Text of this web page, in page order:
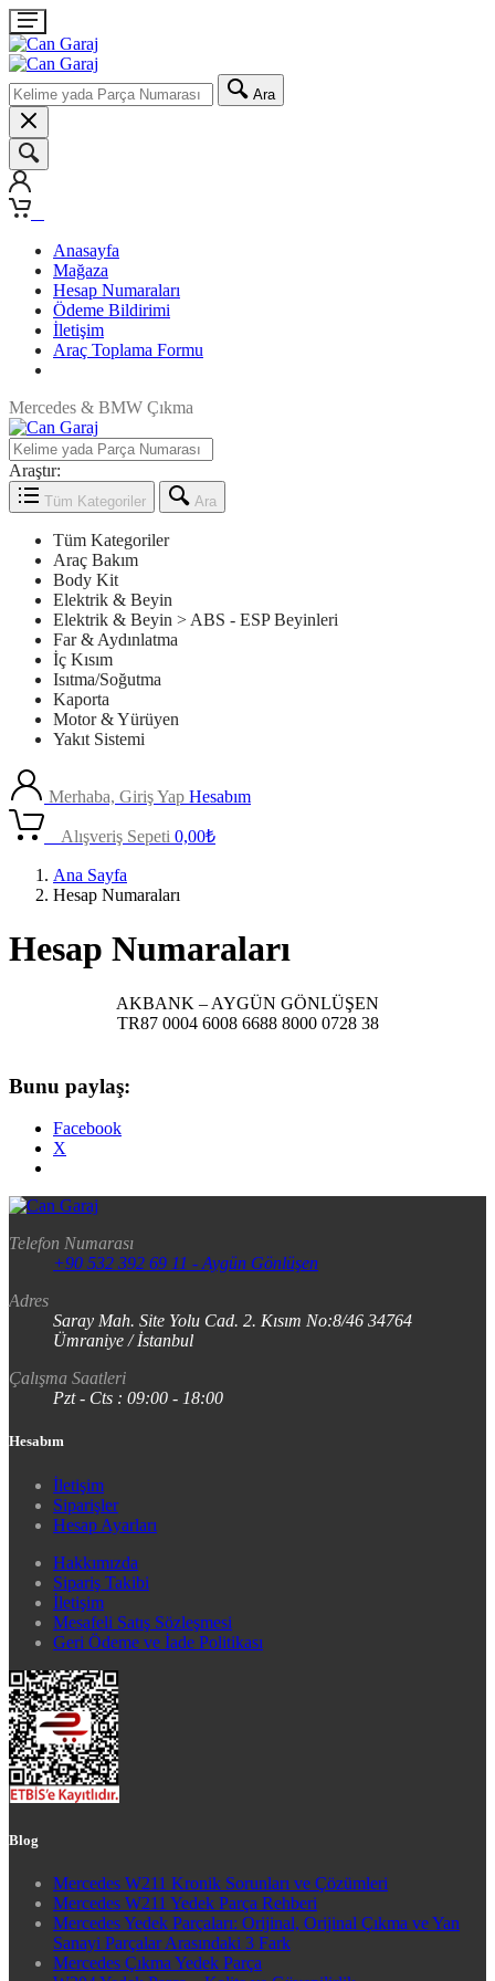
Ara
Anasayfa
Mağaza
Hesap Numaraları
Ödeme Bildirimi
İletişim
Araç Toplama Formu
Mercedes & BMW Çıkma
Araştır:
Tüm Kategoriler Ara
Tüm Kategoriler
Araç Bakım
Body Kit
Elektrik & Beyin
Elektrik & Beyin > ABS - ESP Beyinleri
Far & Aydınlatma
İç Kısım
Isıtma/Soğutma
Kaporta
Motor & Yürüyen
Yakıt Sistemi
Merhaba, Giriş Yap Hesabım
Alışveriş Sepeti 0,00₺
Ana Sayfa
Hesap Numaraları
Hesap Numaraları
AKBANK – AYGÜN GÖNLÜŞEN
TR87 0004 6008 6688 8000 0728 38
Bunu paylaş:
Facebook
X
Telefon Numarası
+90 532 392 69 11 - Aygün Gönlüşen
Adres
Saray Mah. Site Yolu Cad. 2. Kısım No:8/46 34764
Ümraniye / İstanbul
Çalışma Saatleri
Pzt - Cts : 09:00 - 18:00
Hesabım
İletişim
Siparişler
Hesap Ayarları
Hakkımızda
Sipariş Takibi
İletişim
Mesafeli Satış Sözleşmesi
Geri Ödeme ve İade Politikası
Blog
Mercedes W211 Kronik Sorunları ve Çözümleri
Mercedes W211 Yedek Parça Rehberi
Mercedes Yedek Parçaları: Orijinal, Orijinal Çıkma ve Yan
Sanayi Parçalar Arasındaki 3 Fark
Mercedes Çıkma Yedek Parça